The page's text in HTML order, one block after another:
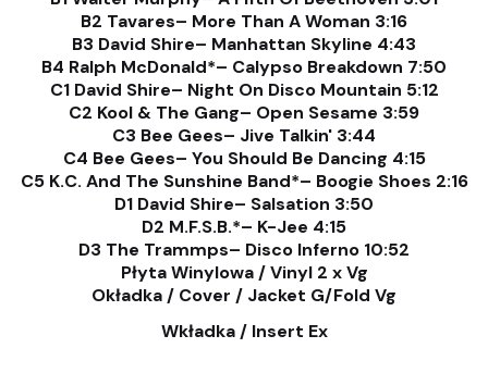
B2 Tavares– More Than A Woman 3:16
B3 David Shire– Manhattan Skyline 4:43
B4 Ralph McDonald*– Calypso Breakdown 7:50
C1 David Shire– Night On Disco Mountain 5:12
C2 Kool & The Gang– Open Sesame 3:59
C3 Bee Gees– Jive Talkin' 3:44
C4 Bee Gees– You Should Be Dancing 4:15
C5 K.C. And The Sunshine Band*– Boogie Shoes 2:16
D1 David Shire– Salsation 3:50
D2 M.F.S.B.*– K-Jee 4:15
D3 The Trammps– Disco Inferno 10:52
Płyta Winylowa / Vinyl 2 x Vg
Okładka / Cover / Jacket G/Fold Vg
Wkładka / Insert Ex